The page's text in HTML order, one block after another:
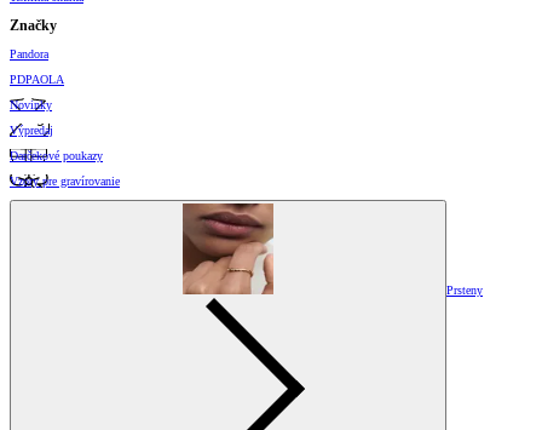
Značky
Pandora
PDPAOLA
Novinky
Výpredaj
Darčekové poukazy
Vzory pre gravírovanie
Prsteny